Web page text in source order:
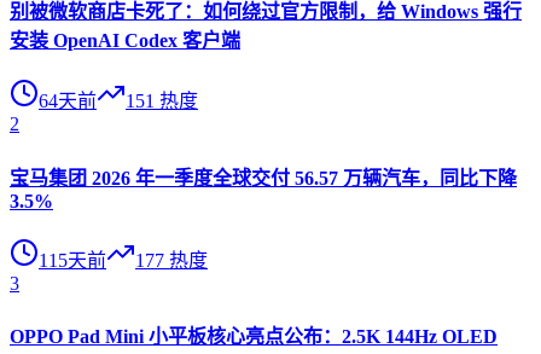
别被微软商店卡死了：如何绕过官方限制，给 Windows 强行
安装 OpenAI Codex 客户端
64天前 151 热度
2
宝马集团 2026 年一季度全球交付 56.57 万辆汽车，同比下降
3.5%
115天前 177 热度
3
OPPO Pad Mini 小平板核心亮点公布：2.5K 144Hz OLED